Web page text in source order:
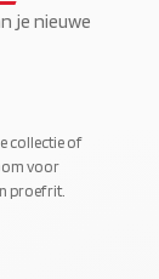
je nieuwe
collectie of
voor
proefrit.